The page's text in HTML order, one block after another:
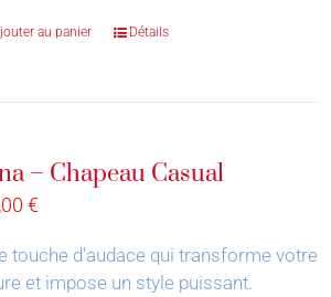
au panier Détails
– Chapeau Casual
€
touche d'audace qui transforme votre
et impose un style puissant.